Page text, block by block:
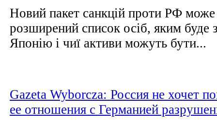
Новий пакет санкцій проти РФ
розширений список осіб, яким буде
Японію і чиї активи можуть бути...
Gazeta Wyborcza: Россия не хочет
ее отношения с Германией